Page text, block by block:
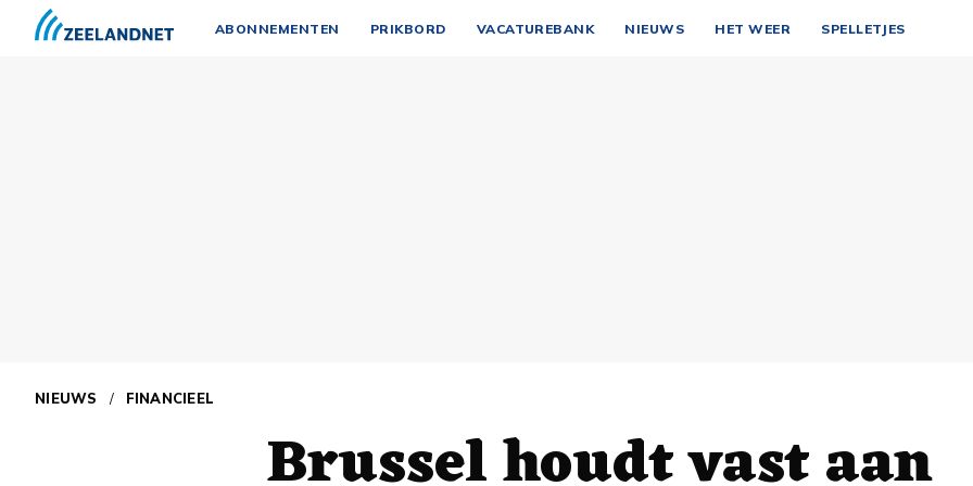
ABONNEMENTEN PRIKBORD VACATUREBANK NIEUWS HET WEER SPELLETJES
NIEUWS / FINANCIEEL